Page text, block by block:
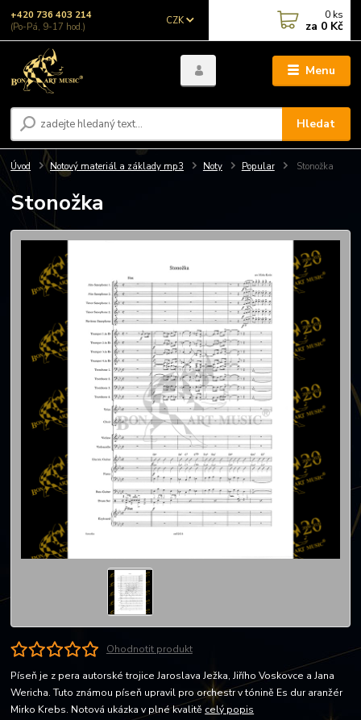
Menu
CZK
Hledat
+420 736 403 214
(Po-Pá, 9-17 hod.)
0 ks
za 0 Kč
Úvod Notový materiál a základy mp3 Noty Popular Stonožka
Stonožka
Ohodnotit produkt
Píseň je z pera autorské trojice Jaroslava Ježka, Jiřího Voskovce a Jana
Wericha. Tuto známou píseň upravil pro orchestr v tónině Es dur aranžér
Mirko Krebs. Notová ukázka v plné kvalitě celý popis